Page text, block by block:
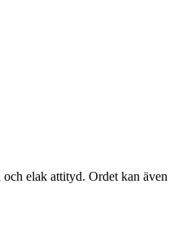
elak attityd. Ordet kan även